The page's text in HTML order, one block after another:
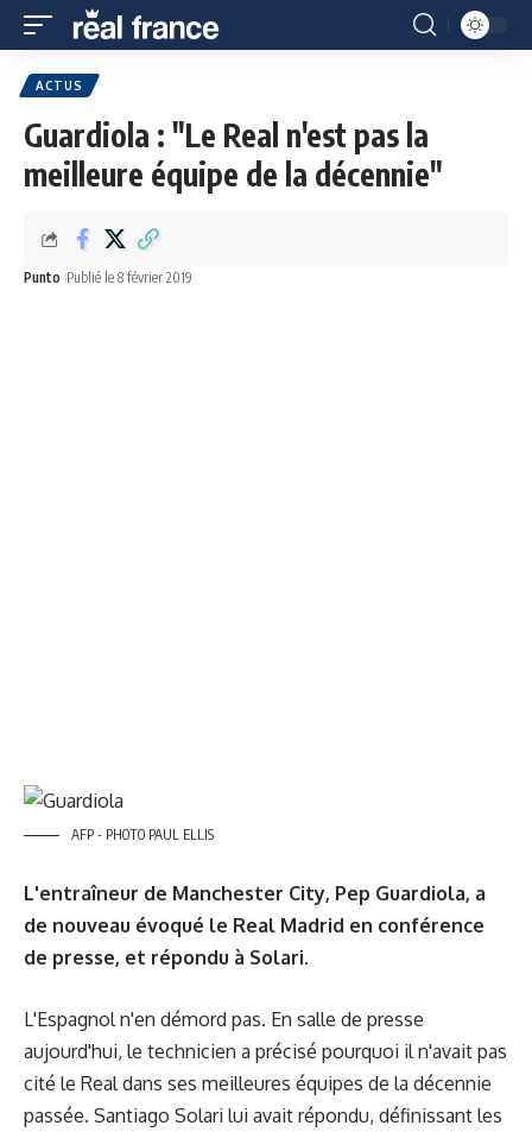
ACTUS
Guardiola : "Le Real n'est pas la
meilleure équipe de la décennie"
Punto Publié le 8 février 2019
AFP - PHOTO PAUL ELLIS
L'entraîneur de Manchester City, Pep Guardiola, a
de nouveau évoqué le Real Madrid en conférence
de presse, et répondu à Solari.
L'Espagnol n'en démord pas. En salle de presse
aujourd'hui, le technicien a précisé pourquoi il n'avait pas
cité le Real dans ses meilleures équipes de la décennie
passée. Santiago Solari lui avait répondu, définissant les